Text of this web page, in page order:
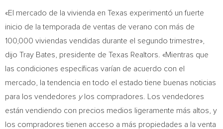
«El mercado de la vivienda en Texas experimentó un fuerte
inicio de la temporada de ventas de verano con más de
100,000 viviendas vendidas durante el segundo trimestre»,
dijo Tray Bates , presidente de Texas Realtors. «Mientras que
las condiciones específicas varían de acuerdo con el
mercado, la tendencia en todo el estado tiene buenas noticias
para los vendedores ylos compradores. Los vendedores
están vendiendo con precios medios ligeramente más altos, y
los compradores tienen acceso a más propiedades a la venta